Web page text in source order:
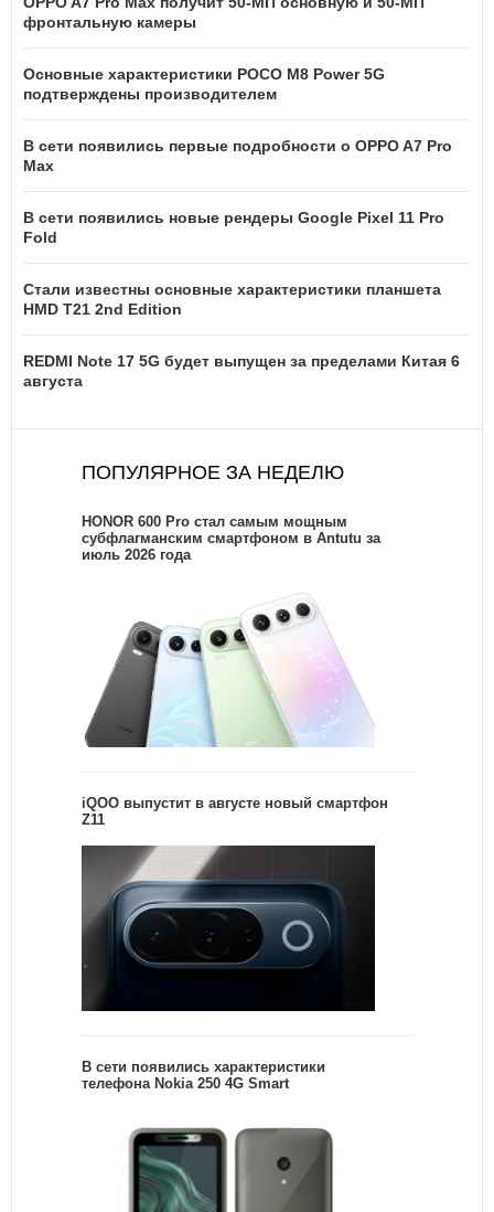
фронтальную камеры
Основные характеристики POCO M8 Power 5G
подтверждены производителем
В сети появились первые подробности о OPPO A7 Pro
Max
В сети появились новые рендеры Google Pixel 11 Pro
Fold
Стали известны основные характеристики планшета
HMD T21 2nd Edition
REDMI Note 17 5G будет выпущен за пределами Китая 6
августа
ПОПУЛЯРНОЕ ЗА НЕДЕЛЮ
HONOR 600 Pro стал самым мощным
субфлагманским смартфоном в Antutu за
июль 2026 года
iQOO выпустит в августе новый смартфон
Z11
В сети появились характеристики
телефона Nokia 250 4G Smart